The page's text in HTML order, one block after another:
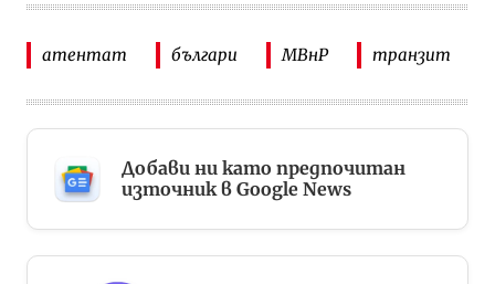
атентат българи МВнР транзит
Добави ни като предпочитан
източник в Google News